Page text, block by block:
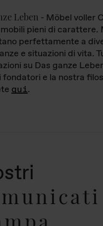
Leben - Möbel voller
pieni di carattere.
perfettamente a
e situazioni di vita.
su Das ganze
fondatori e la nostra
qui.